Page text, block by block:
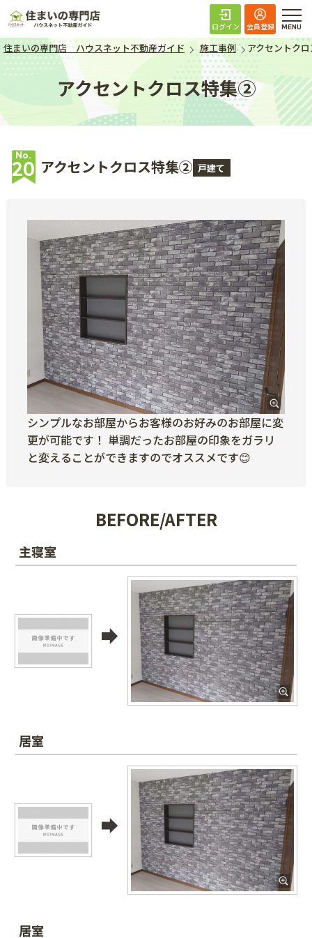
住まいの専門店 ハ
ログイン 会員登録
住まいの専門店 ハウスネット不動産ガイド 施工事例 アクセントク
アクセントクロス特集➁
No.
20 アクセントクロス特集➁ 戸建て
シンプルなお部屋からお客様のお好みのお部屋に変
更が可能です！ 単調だったお部屋の印象をガラリ
と変えることができますのでオススメです😊
BEFORE/AFTER
主寝室
居室
居室